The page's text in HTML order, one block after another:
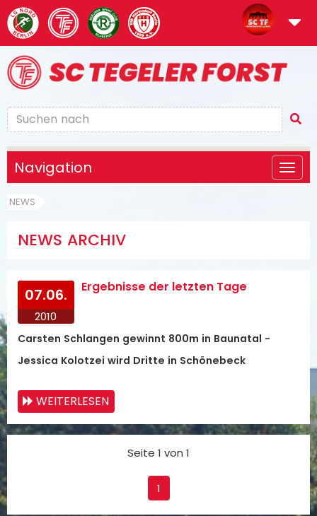
Navigation
NEWS
NEWS ARCHIV
07.06.
2010
Ergebnisse der letzten Tage
Carsten Schlangen gewinnt 800m in Baunatal -
Jessica Kolotzei wird Dritte in Schönebeck
WEITERLESEN
Seite 1 von 1
1